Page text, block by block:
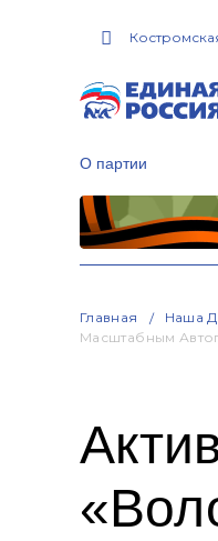
О партии
Главная Наша
Масштабным